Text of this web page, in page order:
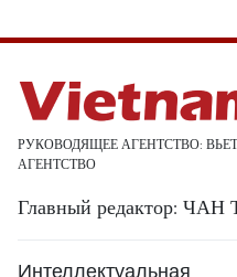
РУКОВОДЯЩЕЕ АГЕНТСТВО:
АГЕНТСТВО
Главный редактор:
Интеллектуальная